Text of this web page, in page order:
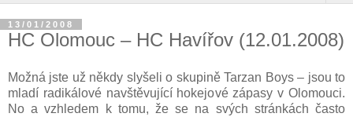
13/01/2008
HC Olomouc – HC Havířov (12.01.2008)
Možná jste už někdy slyšeli o skupině Tarzan Boys – jsou to
mladí radikálové navštěvující hokejové zápasy v Olomouci.
No a vzhledem k tomu, že se na svých stránkách často